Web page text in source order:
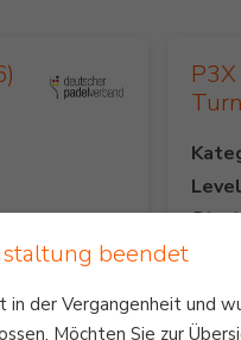
beendet
in der Vergangenheit und
Möchten Sie zur
Level